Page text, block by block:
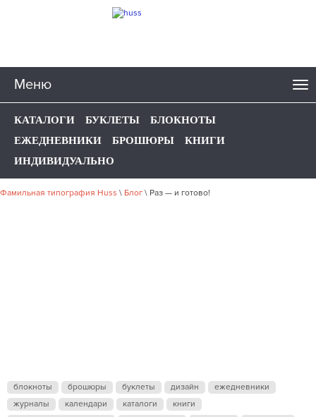
Меню
КАТАЛОГИ БУКЛЕТЫ
БЛОКНОТЫ
ЕЖЕДНЕВНИКИ
БРОШЮРЫ
КНИГИ
ИНДИВИДУАЛЬНО
Фамильная типография Huss \ Блог \ Раз — и готово!
блокноты брошюры буклеты дизайн
ежедневники
журналы
календари каталоги
книги